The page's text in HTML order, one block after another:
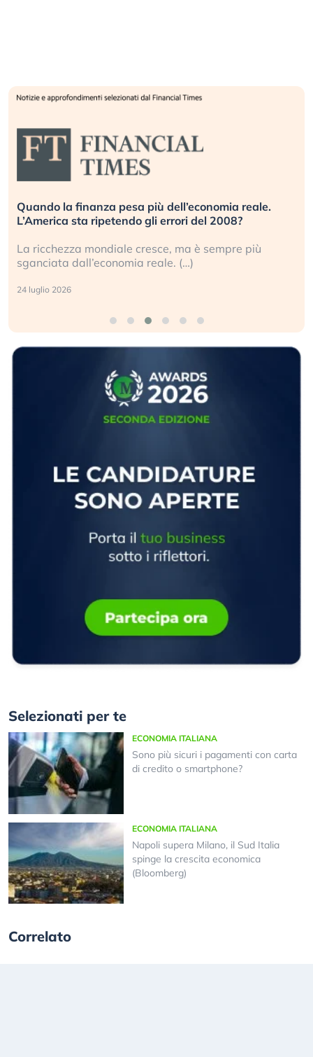
Quando la finanza pesa più dell’economia reale.
L’America sta ripetendo gli errori del 2008?
La ricchezza mondiale cresce, ma è sempre più
sganciata dall’economia reale. (…)
24 luglio 2026
Selezionati per te
ECONOMIA ITALIANA
Sono più sicuri i pagamenti con carta
di credito o smartphone?
ECONOMIA ITALIANA
Napoli supera Milano, il Sud Italia
spinge la crescita economica
(Bloomberg)
Correlato